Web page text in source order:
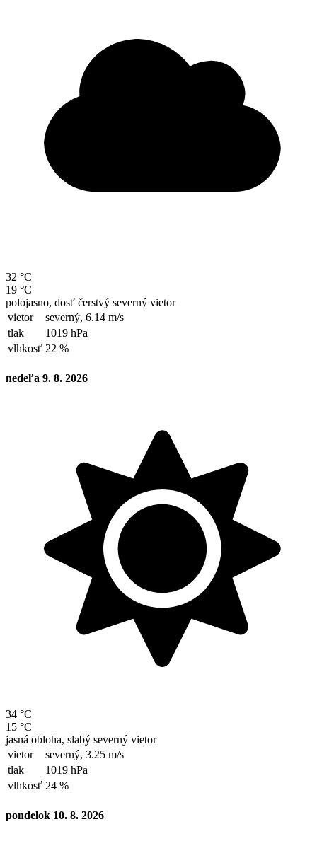
32 °C
19 °C
polojasno, dosť čerstvý severný vietor
vietor
severný, 6.14 m/s
tlak
1019 hPa
vlhkosť 22 %
nedeľa 9. 8. 2026
34 °C
15 °C
jasná obloha, slabý severný vietor
vietor
severný, 3.25 m/s
tlak
1019 hPa
vlhkosť 24 %
pondelok 10. 8. 2026